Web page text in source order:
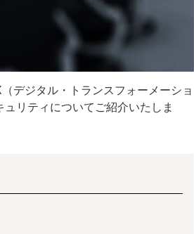
デジタル・トランスフォーメーショ
リティについてご紹介いたしま